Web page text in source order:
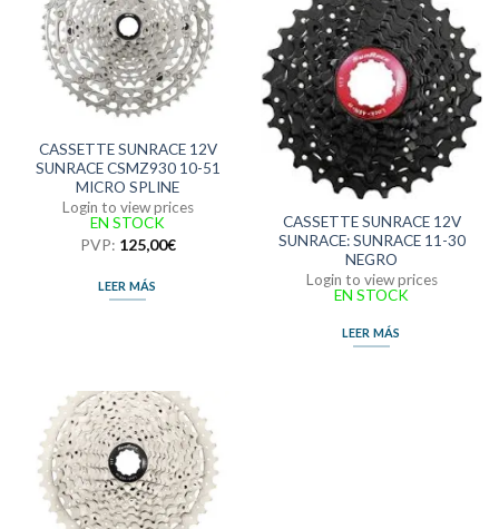
CASSETTE SUNRACE 12V
SUNRACE CSMZ930 10-51
MICRO SPLINE
Login to view prices
EN STOCK
PVP: 125,00€
LEER MÁS
CASSETTE SUNRACE 12V
SUNRACE: SUNRACE 11-30
NEGRO
Login to view prices
EN STOCK
LEER MÁS